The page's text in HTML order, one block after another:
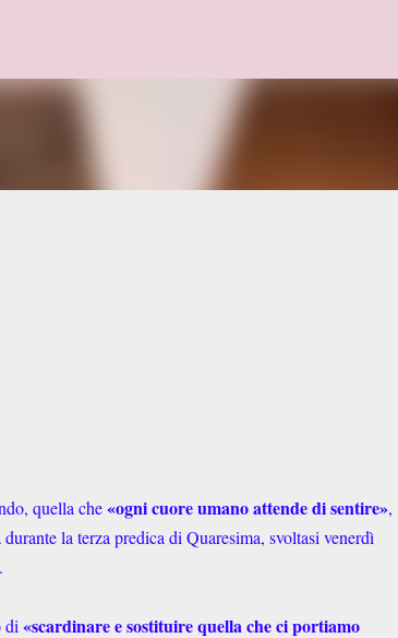
quella che«ogni cuore umano attende di sentire»,
la terza predica di Quaresima, svoltasi venerdì
di«scardinare e sostituire quella che ci portiamo